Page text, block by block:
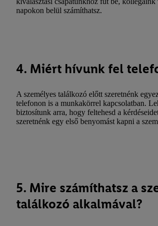
napokon belül számíthatsz.
4. Miért hívunk fel
A személyes találkozó előtt szeretnénk
telefonon is a munkakörrel kapcsolatban.
biztosítunk arra, hogy feltehesd a
szeretnénk egy első benyomást kapni a
5. Mire számíthatsz a
találkozó alkalmával?